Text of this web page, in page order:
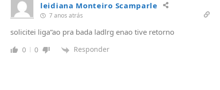
leidiana Monteiro Scamparle
7 anos atrás
solicitei liga”ao pra bada ladlrg enao tive retorno
0 0 Responder